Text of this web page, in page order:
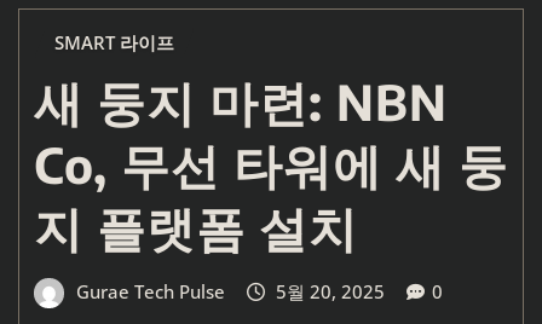
SMART 라이프
새 둥지 마련: NBN
Co, 무선 타워에 새 둥
지 플랫폼 설치
Gurae Tech Pulse 5월 20, 2025 0